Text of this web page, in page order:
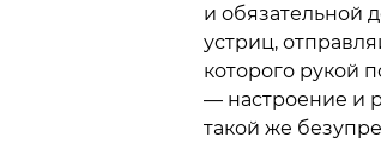
и обязательной
устриц,
которого рукой
— настроение и
такой же